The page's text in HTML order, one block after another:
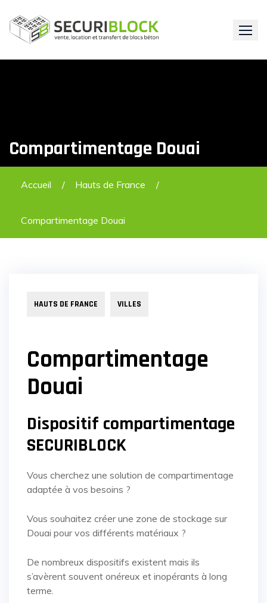
content
Compartimentage Douai
Accueil Hauts de France
Compartimentage Douai
HAUTS DE FRANCE VILLES
Compartimentage
Douai
Dispositif compartimentage
SECURIBLOCK
Vous cherchez une solution de compartimentage
adaptée à vos besoins ?
Vous souhaitez créer une zone de stockage sur
Douai pour vos différents matériaux ?
De nombreux dispositifs existent mais ils
s’avèrent souvent onéreux et inopérants à long
terme.